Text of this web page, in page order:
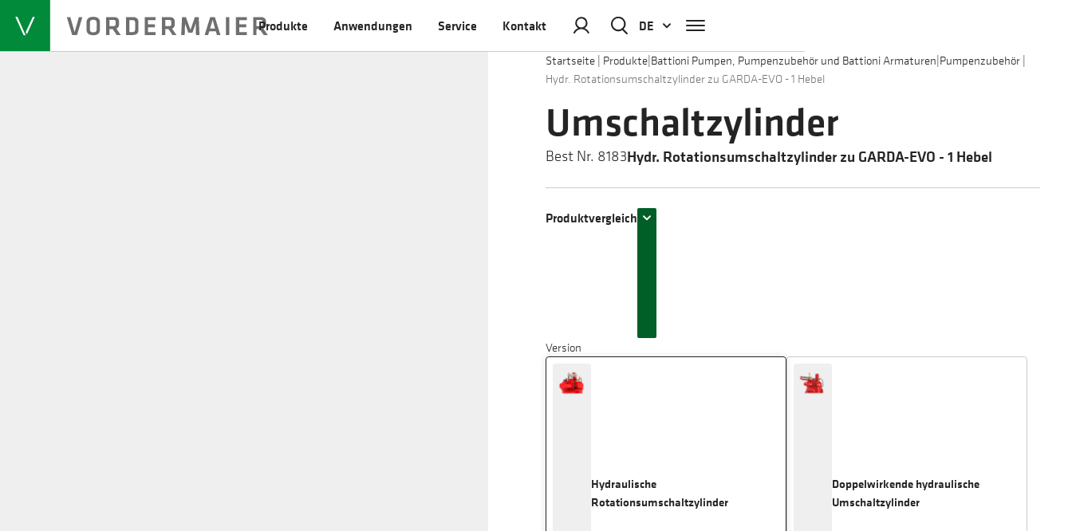
Produkte Anwendungen Service Kontakt DE
Startseite | Produkte|Battioni Pumpen, Pumpenzubehör und Battioni Armaturen|Pumpenzubehör |
Hydr. Rotationsumschaltzylinder zu GARDA-EVO - 1 Hebel
Umschaltzylinder
Best Nr. 8183Hydr. Rotationsumschaltzylinder zu GARDA-EVO - 1 Hebel
Produktvergleich
Version
Hydraulische
Rotationsumschaltzylinder
Doppelwirkende hydraulische
Umschaltzylinder